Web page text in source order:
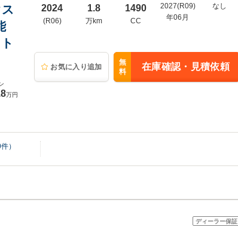
ト
万円
2024
(R06)
1.8
万km
1490
CC
2027(R09)
年06月
なし
お気に入り追加
無
料
在庫確認・見積依頼
件）
ディーラー保証